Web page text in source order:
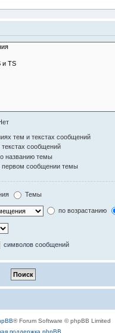
тем и текстах сообщений
текстах сообщений
названию темы
первом сообщении темы
Темы
по возрастанию
символов сообщений
® Forum Software © phpBB Limited
поддержка phpBB